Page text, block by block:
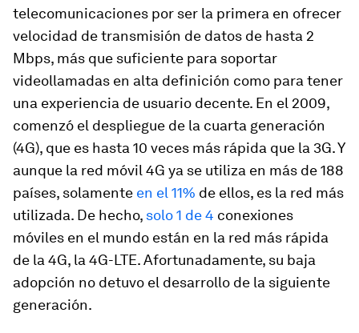
telecomunicaciones por ser la primera en ofrecer
velocidad de transmisión de datos de hasta 2
Mbps, más que suficiente para soportar
videollamadas en alta definición como para tener
una experiencia de usuario decente. En el 2009,
comenzó el despliegue de la cuarta generación
(4G), que es hasta 10 veces más rápida que la 3G. Y
aunque la red móvil 4G ya se utiliza en más de 188
países, solamente en el 11% de ellos, es la red más
utilizada. De hecho, solo 1 de 4 conexiones
móviles en el mundo están en la red más rápida
de la 4G, la 4G-LTE. Afortunadamente, su baja
adopción no detuvo el desarrollo de la siguiente
generación.